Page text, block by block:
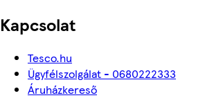
Kapcsolat
Tesco.hu
Ügyfélszolgálat - 0680222333
Áruházkereső